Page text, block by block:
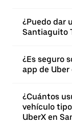
¿Puedo dar
Santiaguito
¿Es seguro
app de
¿Cuántos
vehículo
UberX en